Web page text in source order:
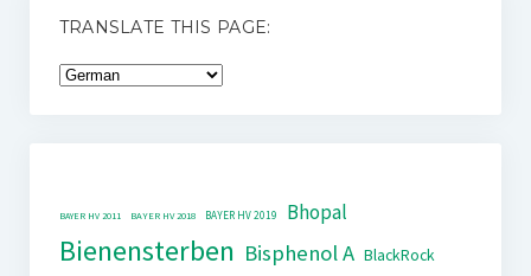
TRANSLATE THIS PAGE:
BAYER HV 2011 BAYER HV 2018 BAYER HV 2019 Bhopal
Bienensterben Bisphenol A BlackRock